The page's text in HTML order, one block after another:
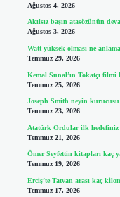
Ağustos 4, 2026
Akılsız başın atasözünün
Ağustos 3, 2026
Watt yüksek olması ne
Temmuz 29, 2026
Kemal Sunal’ın Tokatçı
Temmuz 25, 2026
Joseph Smith neyin kurucusu
Temmuz 23, 2026
Atatürk Ordular ilk hedefiniz
Temmuz 21, 2026
Ömer Seyfettin kitapları kaç
Temmuz 19, 2026
Erciş’te Tatvan arası kaç
Temmuz 17, 2026